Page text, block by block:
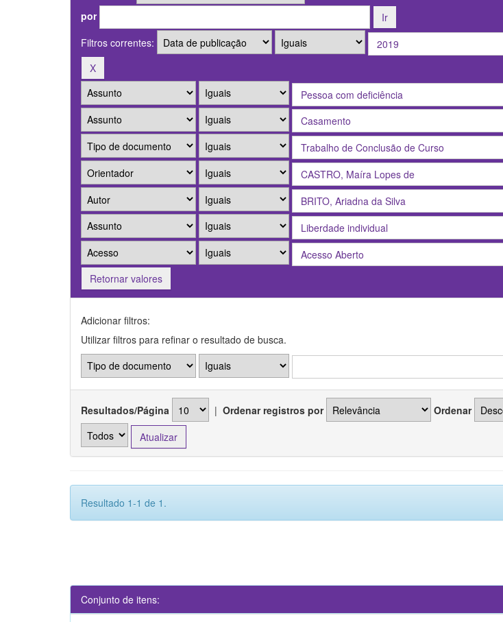
por
Filtros correntes:
Retornar valores
Adicionar filtros:
Utilizar filtros para refinar o resultado de busca.
Resultados/Página | Ordenar registros por Ordenar
Resultado 1-1 de 1.
Conjunto de itens: